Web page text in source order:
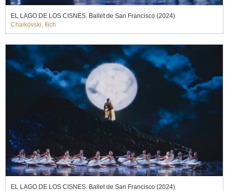
EL LAGO DE LOS CISNES. Ballet de San Francisco (2024)
Chaikovski, Ilich
EL LAGO DE LOS CISNES. Ballet de San Francisco (2024)